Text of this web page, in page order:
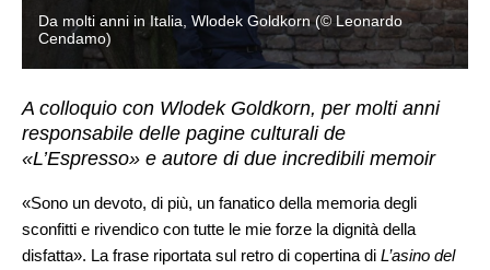
Da molti anni in Italia, Wlodek Goldkorn (© Leonardo
Cendamo)
A colloquio con Wlodek Goldkorn, per molti anni
responsabile delle pagine culturali de
«L’Espresso» e autore di due incredibili memoir
«Sono un devoto, di più, un fanatico della memoria degli
sconfitti e rivendico con tutte le mie forze la dignità della
disfatta». La frase riportata sul retro di copertina di L’asino del